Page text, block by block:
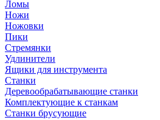
Ломы
Ножи
Ножовки
Пики
Стремянки
Удлинители
Ящики для инструмента
Станки
Деревообрабатывающие станки
Комплектующие к станкам
Станки брусующие